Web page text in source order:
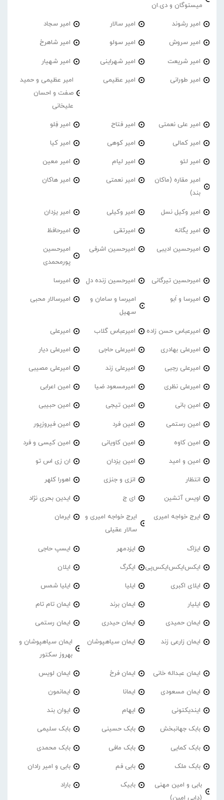
میستوگان و دی.ان
امیر رشوند امیر سالار امیر سجاد
امیر سروش امیر سولو امیر شاهرخ
امیر شریعت امیر شهراینی امیر شهیار
امیر طورانی امیر عظیمی
امیر عظیمی و حمید
صفت و احسان
علیخانی
امیر علی نعمتی امیر فتاح امیر فِلو
امیر کمالی امیر کوهی امیر کیا
امیر لئو امیر لیام امیر معین
امیر مقاره (ماکان
بند)
امیر نعمتی امیر هاکان
امیر وکیل نسل امیر وکیلی امیر یزدان
امیر یگانه امیرتقی امیرحافظ
امیرحسین ادیبی امیرحسین اشرفی
امیرحسین
پورمحمدی
امیرحسین تیرگانی امیرحسین زنده دل امیرسا
امیرسا و اَبو
امیرسا و سامان و
سهیل
امیرسالار محبی
امیرعباس حسن زاده امیرعباس گلاب امیرعلی
امیرعلی بهادری امیرعلی حاجی امیرعلی دیار
امیرعلی رجبی امیرعلی زند امیرعلی مصیبی
امیرعلی نظری امیرمسعود ضیا امین اعرابی
امین بانی امین تیجی امین حبیبی
امین رستمی امین فرد امین فیروزپور
امین کاوه امین کاویانی امین کیسی و فرد
امین و امید امین یزدان ان زی اس تو
انتظار انزی و جنزی اهورا کلهر
اویس آتشین ای ج ایدین بحری نژاد
ایرج خواجه امیری
ایرج خواجه امیری و
سالار عقیلی
ایرمان
ایزاک ایزدمهر ایسپ حاجی
ایکس‌ایکس‌ایکس‌پی ایگرگ ایلان
ایلای اکبری ایلیا ایلیا شمس
ایلیار ایمان برند ایمان تام تام
ایمان حمیدی ایمان حیدری ایمان رستمی
ایمان زارعی زند ایمان سیاهپوشان
ایمان سیاهپوشان و
بهروز سکتور
ایمان عبداله خانی ایمان فرخ ایمان لویس
ایمان مسعودی ایمانا ایمانمون
ایندیکتونی ایهام ایوان بند
بابک جهانبخش بابک حسینی بابک سلیمی
بابک کمایی بابک مافی بابک محمدی
بابک ملک بابی فم بابی و امیر رادان
بابی و امین مهنی
(دایی امین)
بابیک باراد